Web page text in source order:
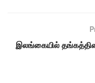
இலங்கையில்